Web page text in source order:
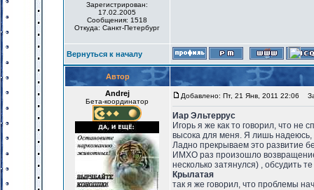
Зарегистрирован:
17.02.2005
Сообщения: 1518
Откуда: Санкт-Петербург
Вернуться к началу
Автор
Andrej
Бета-координатор
Добавлено: Пт, 21 Янв, 2011 22:06
Иар Эльтеррус
Игорь я же как то говорил, что не
высока для меня. Я лишь надеюсь,
Ладно прекрываем это развитие
ИМХО раз произошло
несколько затянулся) , обсудить
Крылатая
так я же говорил, что проблемы